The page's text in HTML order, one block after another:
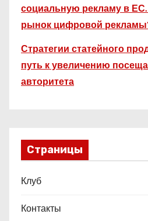
социальную рекламу в
рынок цифровой
Стратегии статейного
путь к увеличению
авторитета
Страницы
Клуб
Контакты